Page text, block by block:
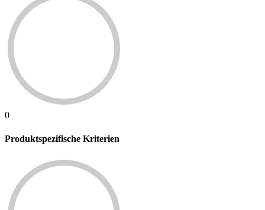
0
Produktspezifische Kriterien